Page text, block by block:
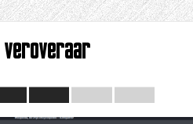
veroveraar